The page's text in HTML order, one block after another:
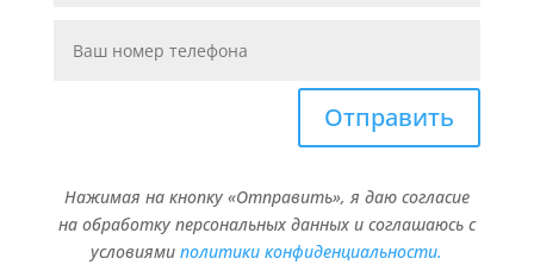
Отправить
Нажимая на кнопку «Отправить», я даю согласие
на обработку персональных данных и соглашаюсь с
условиямиполитики конфиденциальности.